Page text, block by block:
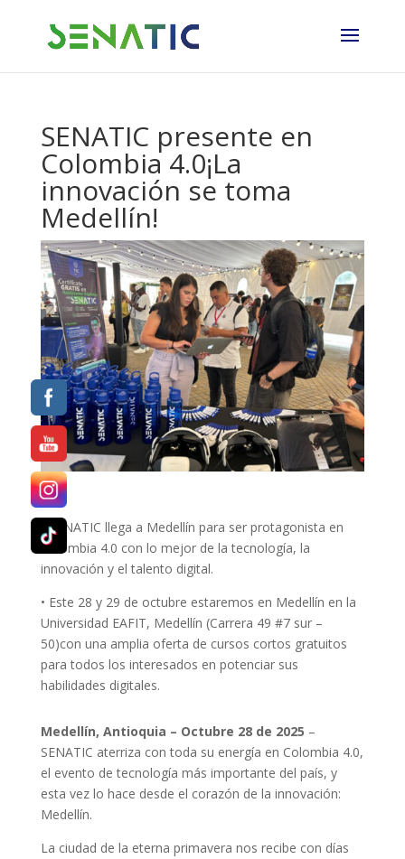
SENATIC presente en
Colombia 4.0¡La
innovación se toma
Medellín!
• SENATIC llega a Medellín para ser protagonista en
Colombia 4.0 con lo mejor de la tecnología, la
innovación y el talento digital.
• Este 28 y 29 de octubre estaremos en Medellín en la
Universidad EAFIT, Medellín (Carrera 49 #7 sur –
50)con una amplia oferta de cursos cortos gratuitos
para todos los interesados en potenciar sus
habilidades digitales.
Medellín, Antioquia – Octubre 28 de 2025 –
SENATIC aterriza con toda su energía en Colombia 4.0,
el evento de tecnología más importante del país, y
esta vez lo hace desde el corazón de la innovación:
Medellín.
La ciudad de la eterna primavera nos recibe con días